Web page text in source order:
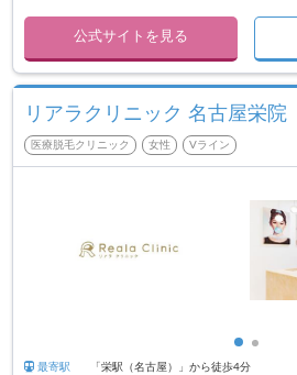
公式サイトを見る
リアラクリニック 名古屋栄院
医療脱毛クリニック 女性 Vライン
最寄駅
「栄駅（名古屋）」から徒歩4分